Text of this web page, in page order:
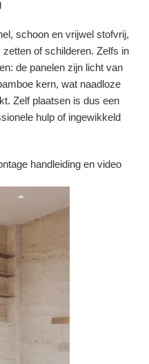
schoon en vrijwel stofvrij,
of schilderen. Zelfs in
de panelen zijn licht van
kern, wat naadloze
Zelf plaatsen is dus een
hulp of ingewikkeld
handleiding en video